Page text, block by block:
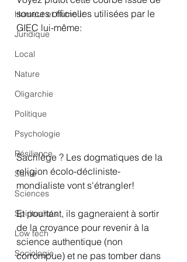
Humeur et humour
Juridique
Local
Nature
Oligarchie
Politique
Psychologie
Résilience
Santé
Sciences
Spiritualités
Low tech
Sociologie
sources officielles utilisées par le
GIEC lui-même:
Sacrilège ? Les dogmatiques de la
religion écolo-décliniste-
mondialiste vont s'étrangler!
Et pourtant, ils gagneraient à sortir
de la croyance pour revenir à la
science authentique (non
corrompue) et ne pas tomber dans